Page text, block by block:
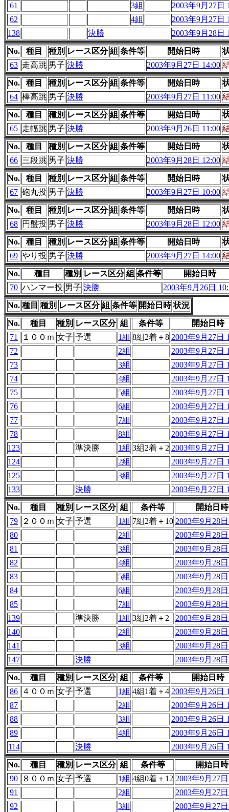
61 3組
2003年9月27日
62
4組
2003年9月27日
138
決勝 2003年9月28日
No. 種目 種別 レース区分 組 条件等 開始日時
63 走高跳 男子 決勝 2003年9月27日 14:00
No. 種目 種別 レース区分 組 条件等 開始日時
64 棒高跳 男子 決勝 2003年9月27日 11:00
No. 種目 種別 レース区分 組 条件等 開始日時
65 走幅跳 男子 決勝 2003年9月26日 11:00
No. 種目 種別 レース区分 組 条件等 開始日時
66 三段跳 男子 決勝 2003年9月28日 12:00
No. 種目 種別 レース区分 組 条件等 開始日時
67 砲丸投 男子 決勝 2003年9月27日 10:00
No. 種目 種別 レース区分 組 条件等 開始日時
68 円盤投 男子 決勝 2003年9月28日 12:00
No. 種目 種別 レース区分 組 条件等 開始日時
69 やり投 男子 決勝 2003年9月27日 14:00
No. 種目 種別 レース区分 組 条件等
開始日時
70 ハンマー投 男子 決勝 2003年9月26日
No. 種目 種別 レース区分 組 条件等 開始日時 状況
No. 種目 種別 レース区分 組 条件等
開始日時
71
１００ｍ 女子 予選 1組 8組2着＋8 2003年9月27日
72
2組
2003年9月27日
73
3組
2003年9月27日
74
4組
2003年9月27日
75
5組
2003年9月27日
76
6組
2003年9月27日
77
7組
2003年9月27日
78
8組
2003年9月27日
123
準決勝 1組 3組2着＋2 2003年9月27日
124
2組
2003年9月27日
125
3組
2003年9月27日
133
決勝 2003年9月27日
No. 種目 種別 レース区分 組 条件等
開始日時
79
２００ｍ 女子 予選 1組 7組2着＋10 2003年9月28
80
2組
2003年9月28
81
3組
2003年9月28
82
4組
2003年9月28
83
5組
2003年9月28
84
6組
2003年9月28
85
7組
2003年9月28
139
準決勝 1組 3組2着＋2
2003年9月28
140
2組
2003年9月28
141
3組
2003年9月28
147
決勝 2003年9月28
No. 種目 種別 レース区分 組 条件等
開始日時
86
４００ｍ 女子 予選 1組 4組1着＋4 2003年9月26日
87
2組
2003年9月26日
88
3組
2003年9月26日
89
4組
2003年9月26日
114
決勝 2003年9月26日
No. 種目 種別 レース区分 組 条件等
開始日時
90
８００ｍ 女子 予選 1組 4組0着＋12 2003年9月27
91
2組
2003年9月27
92
3組
2003年9月27